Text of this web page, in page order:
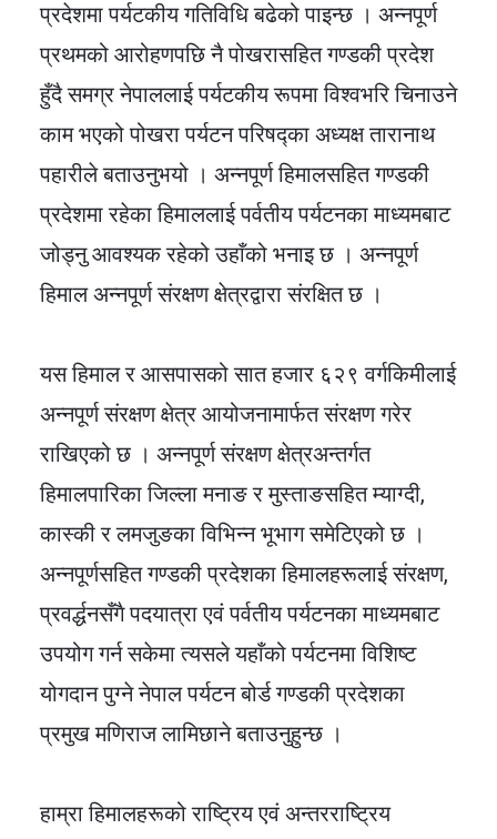
प्रदेशमा पर्यटकीय गतिविधि बढेको पाइन्छ । अन्नपूर्ण
प्रथमको आरोहणपछि नै पोखरासहित गण्डकी प्रदेश
हुँदै समग्र नेपाललाई पर्यटकीय रूपमा विश्वभरि चिनाउने
काम भएको पोखरा पर्यटन परिषद्का अध्यक्ष तारानाथ
पहारीले बताउनुभयो । अन्नपूर्ण हिमालसहित गण्डकी
प्रदेशमा रहेका हिमाललाई पर्वतीय पर्यटनका माध्यमबाट
जोड्नु आवश्यक रहेको उहाँको भनाइ छ । अन्नपूर्ण
हिमाल अन्नपूर्ण संरक्षण क्षेत्रद्वारा संरक्षित छ ।
यस हिमाल र आसपासको सात हजार ६२९ वर्गकिमीलाई
अन्नपूर्ण संरक्षण क्षेत्र आयोजनामार्फत संरक्षण गरेर
राखिएको छ । अन्नपूर्ण संरक्षण क्षेत्रअन्तर्गत
हिमालपारिका जिल्ला मनाङ र मुस्ताङसहित म्याग्दी,
कास्की र लमजुङका विभिन्न भूभाग समेटिएको छ ।
अन्नपूर्णसहित गण्डकी प्रदेशका हिमालहरूलाई संरक्षण,
प्रवर्द्धनसँगै पदयात्रा एवं पर्वतीय पर्यटनका माध्यमबाट
उपयोग गर्न सकेमा त्यसले यहाँको पर्यटनमा विशिष्ट
योगदान पुग्ने नेपाल पर्यटन बोर्ड गण्डकी प्रदेशका
प्रमुख मणिराज लामिछाने बताउनुहुन्छ ।
हाम्रा हिमालहरूको राष्ट्रिय एवं अन्तरराष्ट्रिय